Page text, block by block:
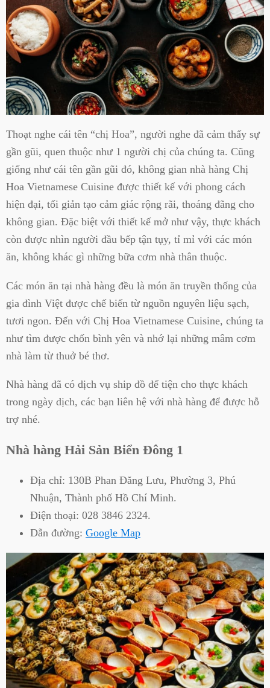
Thoạt nghe cái tên “chị Hoa”, người nghe đã cảm thấy sự
gần gũi, quen thuộc như 1 người chị của chúng ta. Cũng
giống như cái tên gần gũi đó, không gian nhà hàng Chị
Hoa Vietnamese Cuisine được thiết kế với phong cách
hiện đại, tối giản tạo cảm giác rộng rãi, thoáng đãng cho
không gian. Đặc biệt với thiết kế mở như vậy, thực khách
còn được nhìn người đầu bếp tận tụy, tỉ mỉ với các món
ăn, không khác gì những bữa cơm nhà thân thuộc.
Các món ăn tại nhà hàng đều là món ăn truyền thống của
gia đình Việt được chế biến từ nguồn nguyên liệu sạch,
tươi ngon. Đến với Chị Hoa Vietnamese Cuisine, chúng ta
như tìm được chốn bình yên và nhớ lại những mâm cơm
nhà làm từ thuở bé thơ.
Nhà hàng đã có dịch vụ ship đồ để tiện cho thực khách
trong ngày dịch, các bạn liên hệ với nhà hàng để được hỗ
trợ nhé.
Nhà hàng Hải Sản Biển Đông 1
Địa chỉ: 130B Phan Đăng Lưu, Phường 3, Phú
Nhuận, Thành phố Hồ Chí Minh.
Điện thoại: 028 3846 2324.
Dẫn đường: Google Map